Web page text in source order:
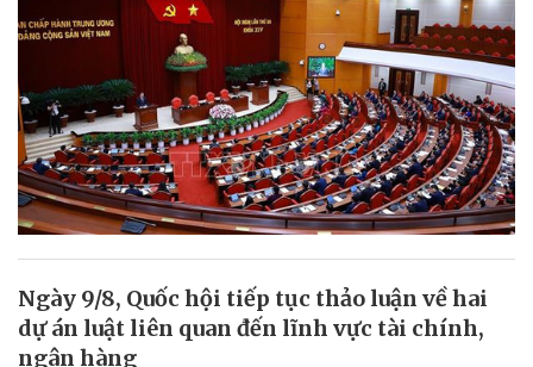
Ngày 9/8, Quốc hội tiếp tục thảo luận về hai
dự án luật liên quan đến lĩnh vực tài chính,
ngân hàng